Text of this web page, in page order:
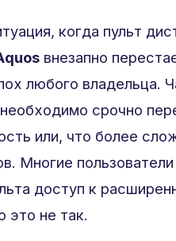
когда пульт
внезапно
любого владельца.
срочно
или, что более
Многие
доступ к
это не так.